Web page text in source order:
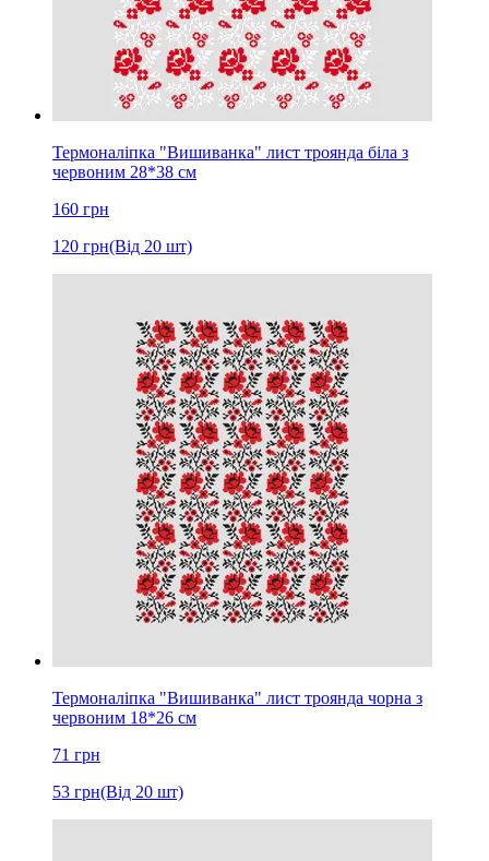
Термоналіпка "Вишиванка" лист троянда біла з
червоним 28*38 см
160 грн
120 грн(Від 20 шт)
Термоналіпка "Вишиванка" лист троянда чорна з
червоним 18*26 см
71 грн
53 грн(Від 20 шт)